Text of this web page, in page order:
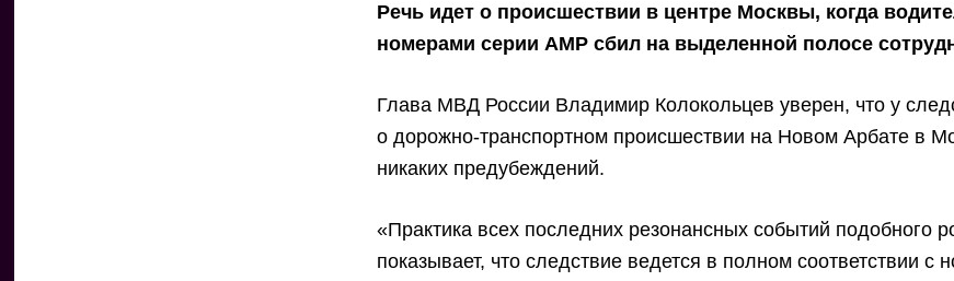
Речь идет о происшествии в центре Москвы, когда
номерами серии АМР сбил на выделенной полосе
Глава МВД России Владимир Колокольцев уверен, что у
о дорожно-транспортном происшествии на Новом Арбате в
никаких предубеждений.
«Практика всех последних резонансных событий подобного
показывает, что следствие ведется в полном соответствии с